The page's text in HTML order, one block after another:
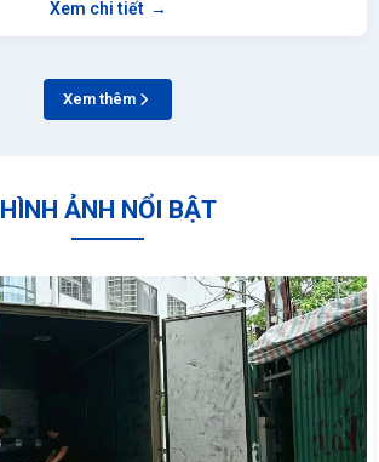
Xem chi tiết →
Xem thêm
HÌNH ẢNH NỔI BẬT